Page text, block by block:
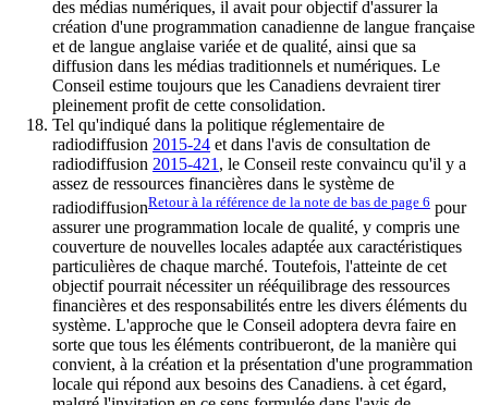
des médias numériques, il avait pour objectif d'assurer la
création d'une programmation canadienne de langue française
et de langue anglaise variée et de qualité, ainsi que sa
diffusion dans les médias traditionnels et numériques. Le
Conseil estime toujours que les Canadiens devraient tirer
pleinement profit de cette consolidation.
Tel qu'indiqué dans la politique réglementaire de
radiodiffusion 2015-24 et dans l'avis de consultation de
radiodiffusion 2015-421 , le Conseil reste convaincu qu'il y a
assez de ressources financières dans le système de
radiodiffusionRetour à la référence de la note de bas de page 6 pour
assurer une programmation locale de qualité, y compris une
couverture de nouvelles locales adaptée aux caractéristiques
particulières de chaque marché. Toutefois, l'atteinte de cet
objectif pourrait nécessiter un rééquilibrage des ressources
financières et des responsabilités entre les divers éléments du
système. L'approche que le Conseil adoptera devra faire en
sorte que tous les éléments contribueront, de la manière qui
convient, à la création et la présentation d'une programmation
locale qui répond aux besoins des Canadiens. à cet égard,